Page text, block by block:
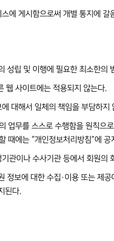
에 게시함으로써 개별 통지에 갈
성립 및 이행에 필요한 최소한의
웹 사이트에는 적용되지 않는다.
대해서 일체의 책임을 부담하지
업무를 스스로 수행함을 원칙
때에는 “개인정보처리방침”에 공
관이나 수사기관 등에서 회원
정보에 대한 수집·이용 또는 제
된다.